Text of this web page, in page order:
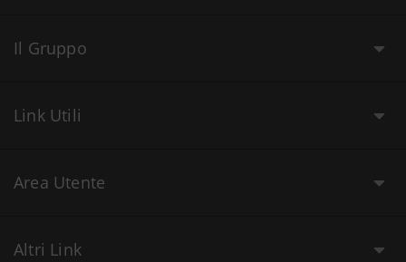
Il Gruppo
Link Utili
Area Utente
Altri Link